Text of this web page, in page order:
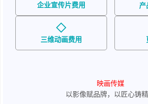
企业宣传片费用 产
三维动画费用
映画传媒
以影像赋品牌，以匠心铸